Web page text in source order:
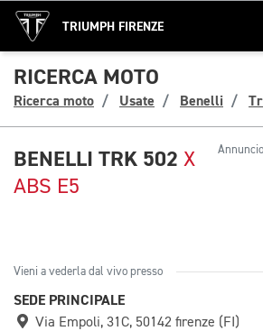
TRIUMPH FIRENZE
RICERCA MOTO
Ricerca moto Usate Benelli
BENELLI TRK 502 X
ABS E5
Vieni a vederla dal vivo presso
SEDE PRINCIPALE
Via Empoli, 31C, 50142 firenze (FI)